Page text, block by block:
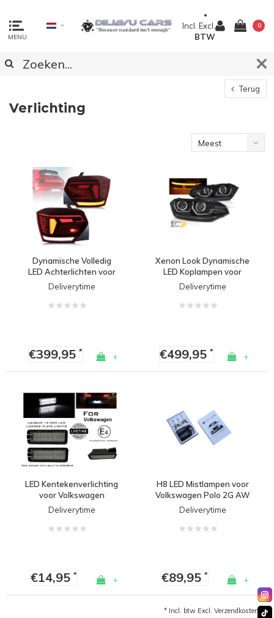
MENU
Incl. Excl.
BTW
0
Terug
Verlichting
Meest
Dynamische Volledig
LED Achterlichten voor
Volkswagen Polo 2G AW
Deliverytime
€399,95* +
Xenon Look Dynamische
LED Koplampen voor
Volkswagen Polo 6 (2G /
AW)
Deliverytime
€499,95* +
LED Kentekenverlichting
voor Volkswagen
Deliverytime
€14,95* +
H8 LED Mistlampen voor
Volkswagen Polo 2G AW
/ GTI
Deliverytime
€89,95* +
* Incl. btw Excl. Verzendkosten